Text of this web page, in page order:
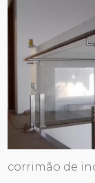
corrimão de